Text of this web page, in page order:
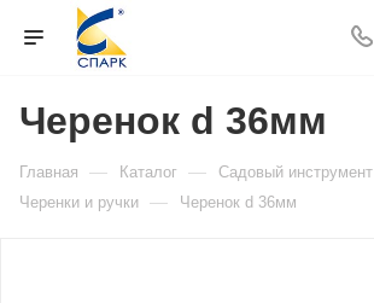
Черенок d 36мм
Главная — Каталог — Садовый инструмент
Черенки и ручки — Черенок d 36мм